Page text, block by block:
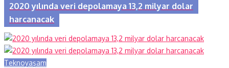
Makaleler
Dergi Sayıları
Yaşam Bilimleri
Sağlık
2020 yılında veri depolamaya 13,2 milyar dolar
harcanacak
Teknoyaşam